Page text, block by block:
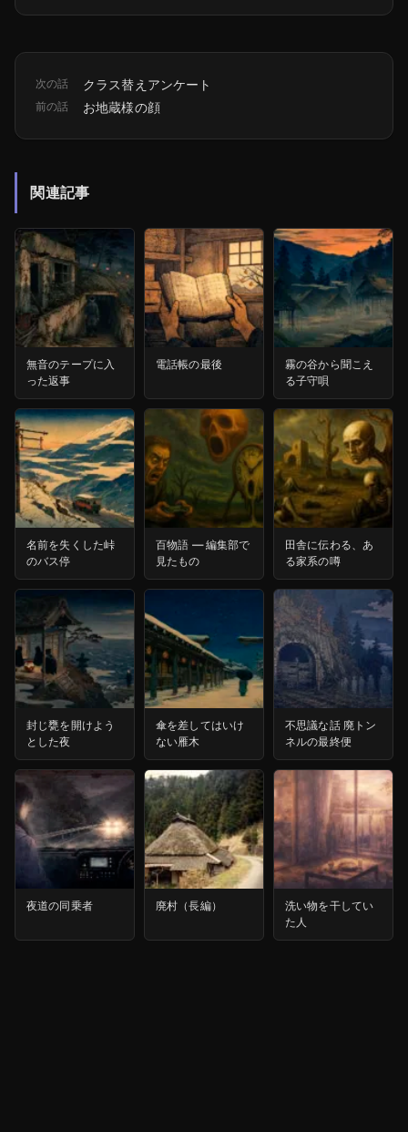
次の話 クラス替えアンケート
前の話 お地蔵様の顔
関連記事
無音のテープに入
った返事
電話帳の最後
霧の谷から聞こえ
る子守唄
名前を失くした峠
のバス停
百物語 ― 編集部で
見たもの
田舎に伝わる、あ
る家系の噂
封じ甕を開けよう
とした夜
傘を差してはいけ
ない雁木
不思議な話 廃トン
ネルの最終便
夜道の同乗者 廃村（長編）
洗い物を干してい
た人